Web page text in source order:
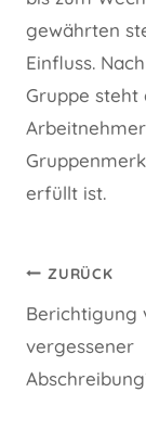
gewährten
Einfluss.
Gruppe
erfüllt ist.
ZURÜCK
Berichtigung
vergessener